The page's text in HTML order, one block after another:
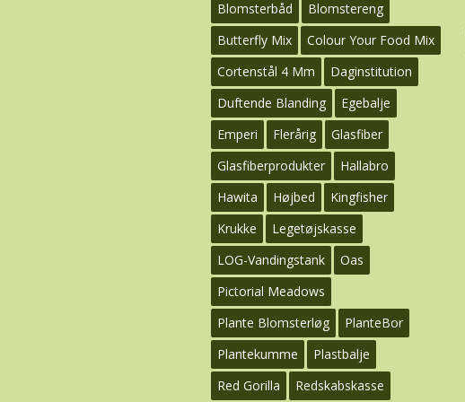
Blomsterbåd
Blomstereng
Butterfly Mix
Colour Your Food Mix
Cortenstål 4 Mm
Daginstitution
Duftende Blanding
Egebalje
Emperi
Flerårig
Glasfiber
Glasfiberprodukter
Hallabro
Hawita
Højbed
Kingfisher
Krukke
Legetøjskasse
LOG-Vandingstank
Oas
Pictorial Meadows
Plante Blomsterløg
PlanteBor
Plantekumme
Plastbalje
Red Gorilla
Redskabskasse